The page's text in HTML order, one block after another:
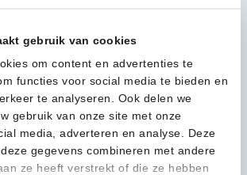
gebruik van cookies
om content en advertenties te
functies voor social media te bieden en
te analyseren. Ook delen we
gebruik van onze site met onze
media, adverteren en analyse. Deze
gegevens combineren met andere
ze heeft verstrekt of die ze hebben
u helpen?
contact op